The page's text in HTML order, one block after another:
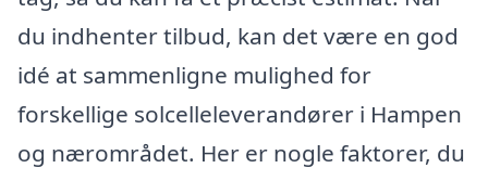
du indhenter tilbud, kan det være en god
idé at sammenligne mulighed for
forskellige solcelleleverandører i Hampen
og nærområdet. Her er nogle faktorer, du